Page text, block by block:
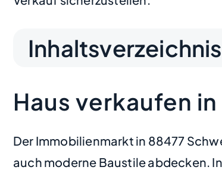
Inhaltsverzeichnis
Haus verkaufen
Der Immobilienmarkt in 88477
auch moderne Baustile abdecken.